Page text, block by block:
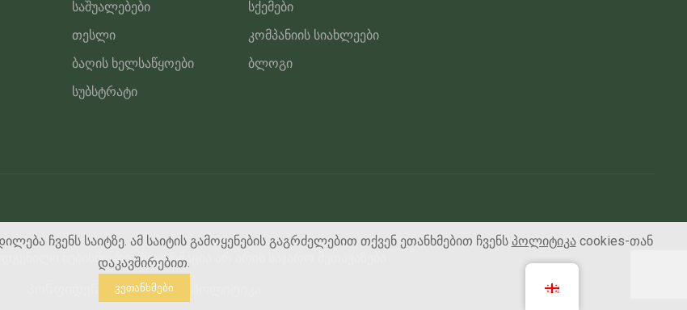
საშუალებები
თესლი
ბაღის ხელსაწყოები
სუბსტრატი
სქემები
კომპანიის სიახლეები
ბლოგი
ნებისმიერი ინფორმაცია არ არის საჯარო შეთავაზება
Კონფიდენციალურობის პოლიტიკა
ჩვენს საიტზე. ამ საიტის გამოყენების გაგრძელებით თქვენ ეთანხმებით ჩვენს პოლიტიკაcookies-თან
დაკავშირებით.
ვეთანხმები